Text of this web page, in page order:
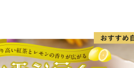
示している「義経資料館」、オート
ファミリーランドキャンプ場」、
」、北海道内でも数少ない炭酸泉を